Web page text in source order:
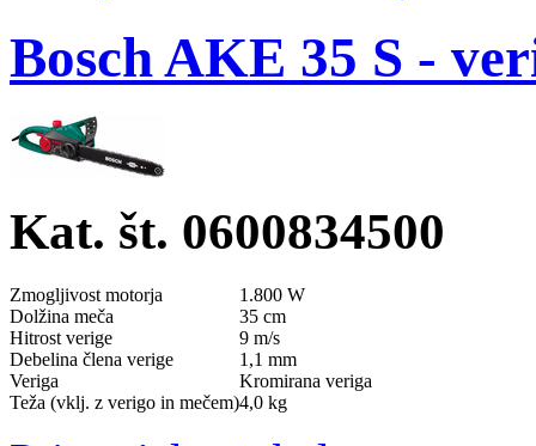
Bosch AKE 35 S -
Kat. št. 0600834500
Zmogljivost motorja
1.800 W
Dolžina meča
35 cm
Hitrost verige
9 m/s
Debelina člena verige
1,1 mm
Veriga
Kromirana veriga
Teža (vklj. z verigo in mečem)4,0 kg